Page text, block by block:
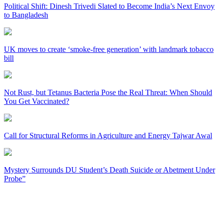
Political Shift: Dinesh Trivedi Slated to Become India’s Next Envoy
to Bangladesh
UK moves to create ‘smoke-free generation’ with landmark tobacco
bill
Not Rust, but Tetanus Bacteria Pose the Real Threat: When Should
You Get Vaccinated?
Call for Structural Reforms in Agriculture and Energy Tajwar Awal
Mystery Surrounds DU Student’s Death Suicide or Abetment Under
Probe”